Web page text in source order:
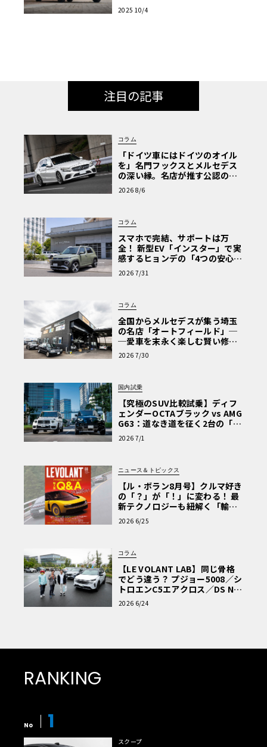
2025 10/4
注目の記事
コラム
「ドイツ車にはドイツのオイル
を」名門フックスとメルセデス
の深い縁。名店が推す公認の安
心と、Cクラスで味わうシルキー
な走り〈PR〉
2026 8/6
コラム
スマホで完結、サポートは万
全！ 新型EV「インスター」で実
感するヒョンデの「4つの安心」
【第1回・ヒョンデ6つの疑問：
Why? Hyundai?】〈PR〉
2026 7/31
コラム
全国からメルセデスが集う埼玉
の名店「オートフィールド」─
─愛車を末永く楽しむ賢い修理
術と、プロがフックス製オイル
を選ぶ理由〈PR〉
2026 7/30
国内試乗
【究極のSUV比較試乗】ディフ
ェンダーOCTAブラック vs AMG
G63：道なき道を征く2台の「対
極的アプローチ」
2026 7/1
ニュース＆トピックス
【ル・ボラン8月号】クルマ好き
の「？」が「！」に変わる！ 最
新テクノロジーも紐解く「輸入
車Q&A」
2026 6/25
コラム
【LE VOLANT LAB】同じ骨格
でどう違う？ プジョー5008／シ
トロエンC5エアクロス／DS Nº4
読者一気乗りレポート
2026 6/24
RANKING
No 1
スクープ